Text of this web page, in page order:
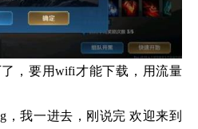
，要用wifi才能下载，用流量
，我一进去，刚说完 欢迎来到